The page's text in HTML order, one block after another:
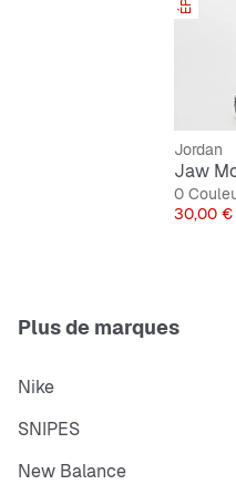
Jordan
0
Prix
30,00 €
Plus de marques
Nike
SNIPES
New Balance